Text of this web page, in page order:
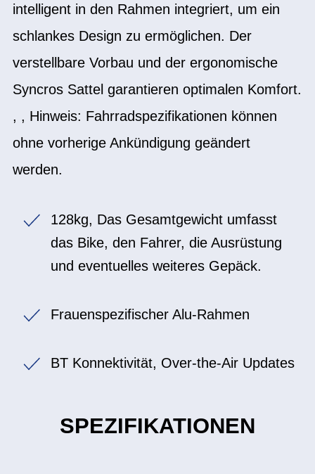
intelligent in den Rahmen integriert, um ein
schlankes Design zu ermöglichen. Der
verstellbare Vorbau und der ergonomische
Syncros Sattel garantieren optimalen Komfort.
, , Hinweis: Fahrradspezifikationen können
ohne vorherige Ankündigung geändert
werden.
128kg, Das Gesamtgewicht umfasst
das Bike, den Fahrer, die Ausrüstung
und eventuelles weiteres Gepäck.
Frauenspezifischer Alu-Rahmen
BT Konnektivität, Over-the-Air Updates
SPEZIFIKATIONEN